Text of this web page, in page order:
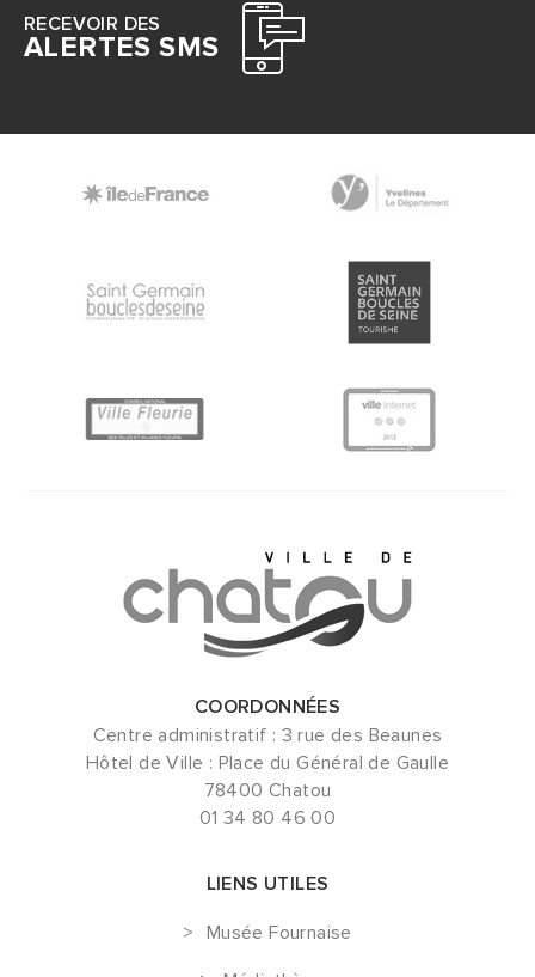
RECEVOIR DES
ALERTES SMS
COORDONNÉES
Centre administratif : 3 rue des Beaunes
Hôtel de Ville : Place du Général de Gaulle
78400 Chatou
01 34 80 46 00
LIENS UTILES
Musée Fournaise